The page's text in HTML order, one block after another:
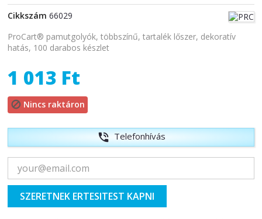
Cikkszám 66029
ProCart® pamutgolyók, többszínű, tartalék lőszer, dekoratív
hatás, 100 darabos készlet
1 013 Ft
 Nincs raktáron
phone_in_talk Telefonhívás
SZERETNEK ERTESITEST KAPNI